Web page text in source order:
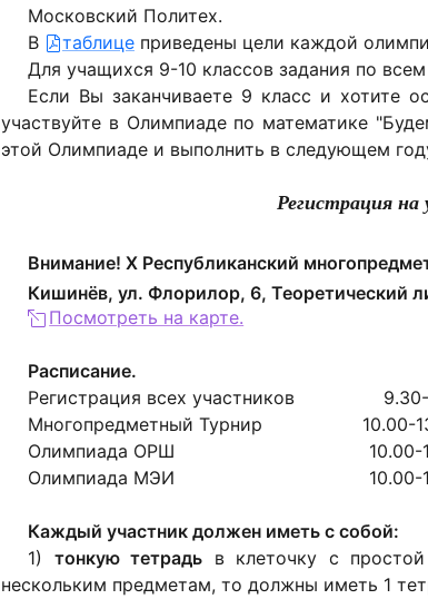
Московский Политех.
В
таблице приведены цели каждой
Для учащихся 9-10 классов задания по
Если Вы заканчиваете 9 класс и хотите
участвуйте в Олимпиаде по математике
этой Олимпиаде и выполнить в следующем
Регистрация на
Внимание! Х Республиканский
Кишинёв, ул. Флорилор, 6, Теоретический
Посмотреть на карте.
Расписание.
Регистрация всех участников 9.30-
Многопредметный Турнир 10.00-
Олимпиада ОРШ 10.00-
Олимпиада МЭИ 10.00-
Каждый участник должен иметь с собой:
1) тонкую тетрадь в клеточку с
нескольким предметам, то должны иметь 1